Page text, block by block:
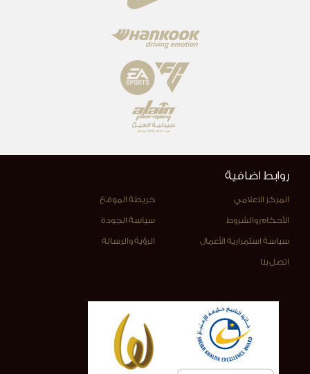
روابط اضافية
المركز الاعلامي خريطة الموقع
الأحكام والشروط سياسة الجودة
سياسة استمرارية الأعمال الرؤية والرسالة
اتصل بنا